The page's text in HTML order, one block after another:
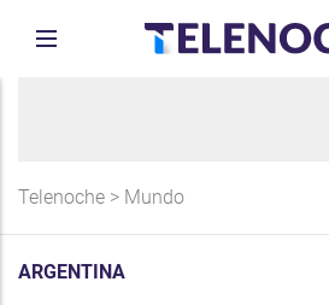
Telenoche > Mundo
ARGENTINA